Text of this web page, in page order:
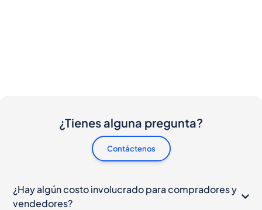
¿Tienes alguna pregunta?
Contáctenos
¿Hay algún costo involucrado para compradores y
vendedores?